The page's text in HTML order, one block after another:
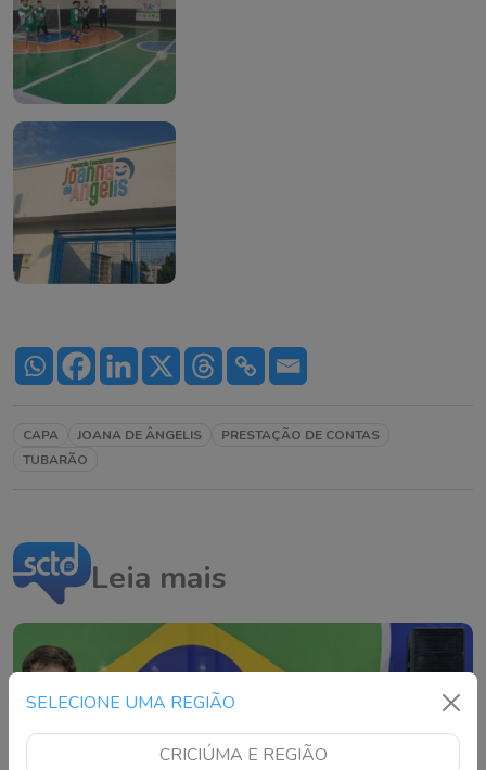
SELECIONE UMA REGIÃO
CRICIÚMA E REGIÃO
CAPA JOANA DE ÂNGELIS
PRESTAÇÃO DE CONTAS
TUBARÃO
Leia mais